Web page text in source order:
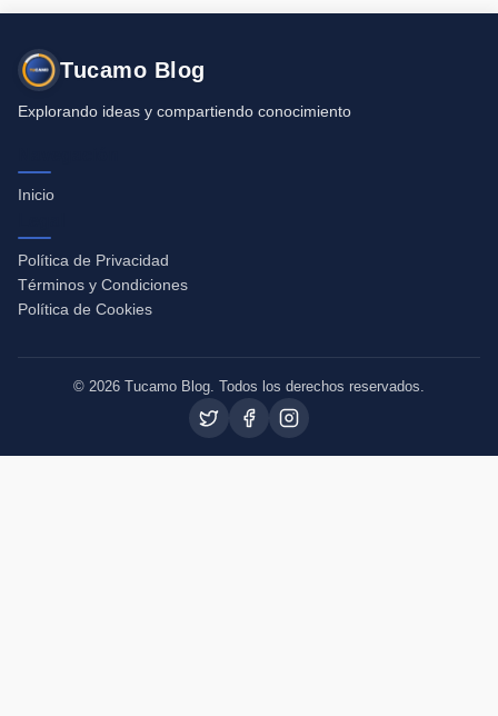
Tucamo Blog
Explorando ideas y compartiendo conocimiento
Inicio
Política de Privacidad
Términos y Condiciones
Política de Cookies
© 2026 Tucamo Blog. Todos los derechos reservados.